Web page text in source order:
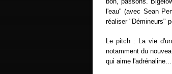
l'eau" (avec Sean
réaliser "Démineurs"
Le pitch : La vie
notamment du
qui aime l'adrénaline...